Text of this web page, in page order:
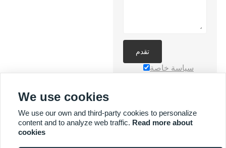
تقدم
سياسة خاصة
المزيد من الخدمات
We use cookies
We use our own and third-party cookies to personalize
content and to analyze web traffic. Read more about
cookies